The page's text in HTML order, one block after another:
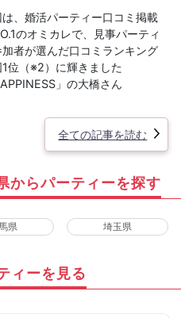
、婚活パーティー口コミ掲載
のオミカレで、見事パーティ
加者が選んだ口コミランキング
位（※2）に輝きました
」の大橋さん
全ての記事を読む
からパーティーを探す
県 埼玉県
ィーを見る